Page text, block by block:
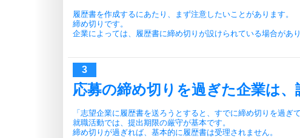
履歴書を作成するにあたり、まず注意したいことがあります。
締め切りです。
企業によっては、履歴書に締め切りが設けられている場合があり
応募の締め切りを過ぎた企業は、
「志望企業に履歴書を送ろうとすると、すでに締め切りを過ぎて
就職活動では、提出期限の厳守が基本です。
締め切りが過ぎれば、基本的に履歴書は受理されません。